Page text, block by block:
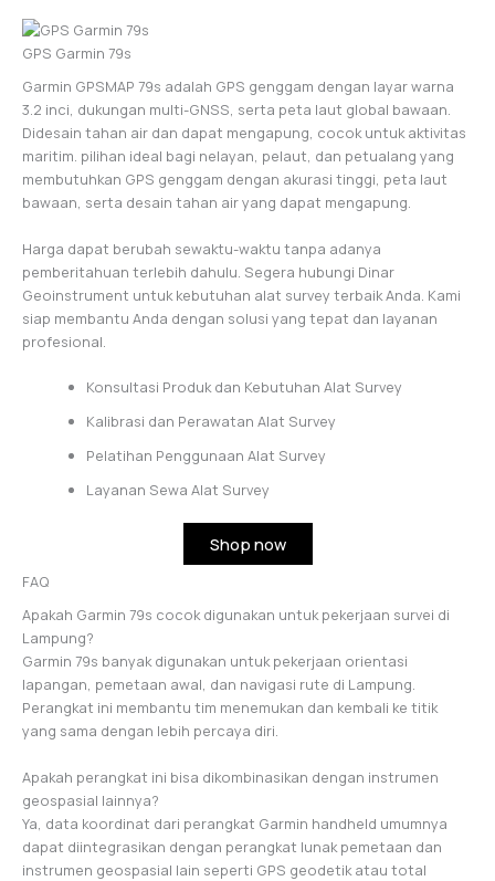
GPS Garmin 79s
Garmin GPSMAP 79s adalah GPS genggam dengan layar warna
3.2 inci, dukungan multi-GNSS, serta peta laut global bawaan.
Didesain tahan air dan dapat mengapung, cocok untuk aktivitas
maritim. pilihan ideal bagi nelayan, pelaut, dan petualang yang
membutuhkan GPS genggam dengan akurasi tinggi, peta laut
bawaan, serta desain tahan air yang dapat mengapung.
Harga dapat berubah sewaktu-waktu tanpa adanya
pemberitahuan terlebih dahulu. Segera hubungi Dinar
Geoinstrument untuk kebutuhan alat survey terbaik Anda. Kami
siap membantu Anda dengan solusi yang tepat dan layanan
profesional.
Konsultasi Produk dan Kebutuhan Alat Survey
Kalibrasi dan Perawatan Alat Survey
Pelatihan Penggunaan Alat Survey
Layanan Sewa Alat Survey
Shop now
FAQ
Apakah Garmin 79s cocok digunakan untuk pekerjaan survei di
Lampung?
Garmin 79s banyak digunakan untuk pekerjaan orientasi
lapangan, pemetaan awal, dan navigasi rute di Lampung.
Perangkat ini membantu tim menemukan dan kembali ke titik
yang sama dengan lebih percaya diri.
Apakah perangkat ini bisa dikombinasikan dengan instrumen
geospasial lainnya?
Ya, data koordinat dari perangkat Garmin handheld umumnya
dapat diintegrasikan dengan perangkat lunak pemetaan dan
instrumen geospasial lain seperti GPS geodetik atau total